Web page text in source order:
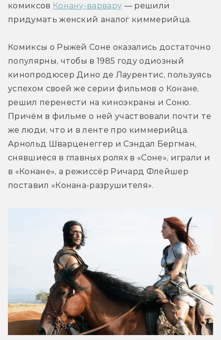
комиксов Конану-варвару — решили
придумать женский аналог киммерийца.
Комиксы о Рыжей Соне оказались достаточно
популярны, чтобы в 1985 году одиозный
кинопродюсер Дино де Лаурентис, пользуясь
успехом своей же серии фильмов о Конане,
решил перенести на киноэкраны и Соню.
Причём в фильме о ней участвовали почти те
же люди, что и в ленте про киммерийца.
Арнольд Шварценеггер и Сэндал Бергман,
снявшиеся в главных ролях в «Соне», играли и
в «Конане», а режиссёр Ричард Флейшер
поставил «Конана-разрушителя».